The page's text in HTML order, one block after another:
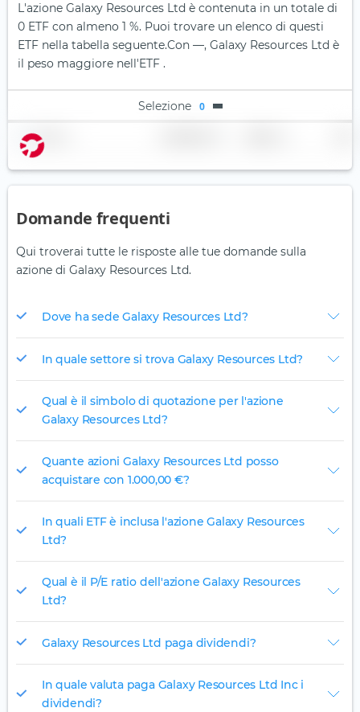
L'azione Galaxy Resources Ltd è contenuta in un totale di
0 ETF con almeno 1 %. Puoi trovare un elenco di questi
ETF nella tabella seguente.Con —, Galaxy Resources Ltd è
il peso maggiore nell'ETF .
Selezione 0
Nome
Domande frequenti
Qui troverai tutte le risposte alle tue domande sulla
azione di Galaxy Resources Ltd.
Dove ha sede Galaxy Resources Ltd?
In quale settore si trova Galaxy Resources Ltd?
Qual è il simbolo di quotazione per l'azione
Galaxy Resources Ltd?
Quante azioni Galaxy Resources Ltd posso
acquistare con 1.000,00 €?
In quali ETF è inclusa l'azione Galaxy Resources
Ltd?
Qual è il P/E ratio dell'azione Galaxy Resources
Ltd?
Galaxy Resources Ltd paga dividendi?
In quale valuta paga Galaxy Resources Ltd Inc i
dividendi?